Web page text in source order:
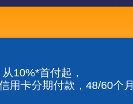
从10%*首付起，
用卡分期付款，48/60个月